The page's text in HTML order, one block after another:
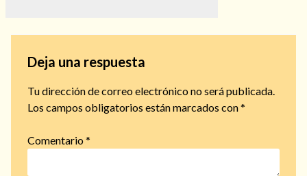
Deja una respuesta
Tu dirección de correo electrónico no será publicada.
Los campos obligatorios están marcados con*
Comentario*